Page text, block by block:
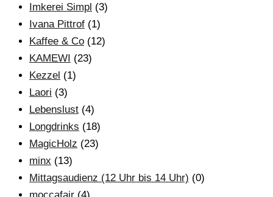
Imkerei Simpl (3)
Ivana Pittrof (1)
Kaffee & Co (12)
KAMEWI (23)
Kezzel (1)
Laori (3)
Lebenslust (4)
Longdrinks (18)
MagicHolz (23)
minx (13)
Mittagsaudienz (12 Uhr bis 14 Uhr) (0)